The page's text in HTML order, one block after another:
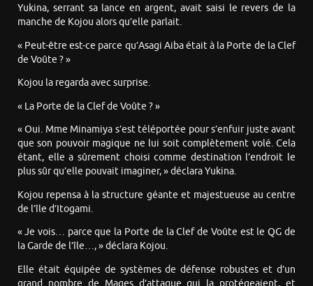
Yukina, serrant sa lance en argent, avait saisi le revers de la
manche de Kojou alors qu’elle parlait.
« Peut-être est-ce parce qu’Asagi Aiba était à la Porte de la Clef
de Voûte ? »
Kojou la regarda avec surprise.
« La Porte de la Clef de Voûte ? »
« Oui. Mme Minamiya s’est téléportée pour s’enfuir juste avant
que son pouvoir magique ne lui soit complètement volé. Cela
étant, elle a sûrement choisi comme destination l’endroit le
plus sûr qu’elle pouvait imaginer, » déclara Yukina.
Kojou repensa à la structure géante et majestueuse au centre
de l’île d’Itogami.
« Je vois… parce que la Porte de la Clef de Voûte est le QG de
la Garde de l’île…, » déclara Kojou.
Elle était équipée de systèmes de défense robustes et d’un
grand nombre de Mages d’attaque qui la protégeaient, et